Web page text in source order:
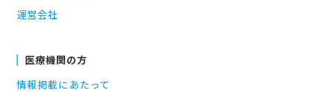
運営会社
医療機関の方
情報掲載にあたって